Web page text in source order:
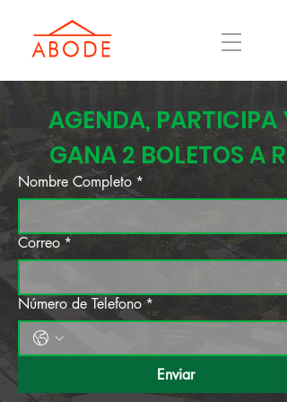
AGENDA, PARTICIPA Y
GANA 2 BOLETOS A RD
Nombre Completo *
Correo *
Número de Telefono *
Enviar